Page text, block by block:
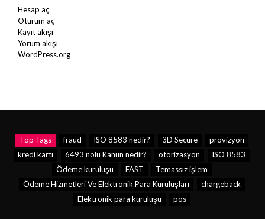
Hesap aç
Oturum aç
Kayıt akışı
Yorum akışı
WordPress.org
Top Tags fraud ISO 8583 nedir? 3D Secure
provizyon
kredi kartı
6493 nolu Kanun nedir? otorizasyon
ISO 8583
Ödeme kuruluşu
FAST
Temassız işlem
Ödeme Hizmetleri Ve Elektronik Para Kuruluşları
chargeback
Elektronik para kuruluşu
pos